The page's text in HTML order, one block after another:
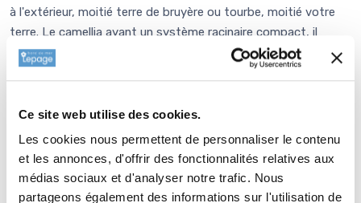
Ce site web utilise des cookies.
Les cookies nous permettent de personnaliser le contenu
et les annonces, d'offrir des fonctionnalités relatives aux
médias sociaux et d'analyser notre trafic. Nous
partageons également des informations sur l'utilisation de
à l'extérieur, moitié terre de bruyère ou tourbe, moitié votre
terre. Le camellia ayant un système racinaire compact, il
devrait se satisfaire de ce travail. Si tel n'est pas le cas, il
vous suffit d'un PH en-dessous de 6.7 environ, faites un trou
favoriser le développement du système racinaire, sans
mélanger les couches de terre, défaites doucement le
pourtour de la motte à l'aide d'une fourchette. Ensuite
remettez de la terre dans le trou de plantation en faisant un
petit dôme que vous viendrez écraser avec la motte de votre